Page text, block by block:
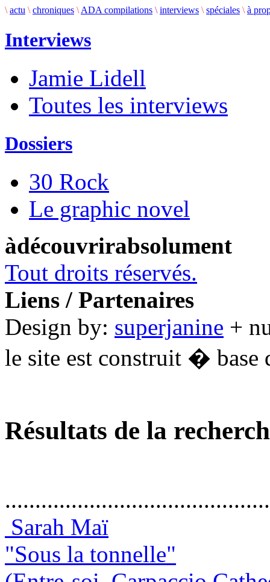
\ actu \ chroniques \ ADA compilations \ interviews \ spéciales \ à
Interviews
Jamie Lidell
Toutes les interviews
Dossiers
30 Rock
Le graphic novel
àdécouvrirabsolument
Tout droits réservés.
Liens / Partenaires
Design by: superjanine +
le site est construit � base
Résultats de la
Sarah Maï
"Sous la tonnelle"